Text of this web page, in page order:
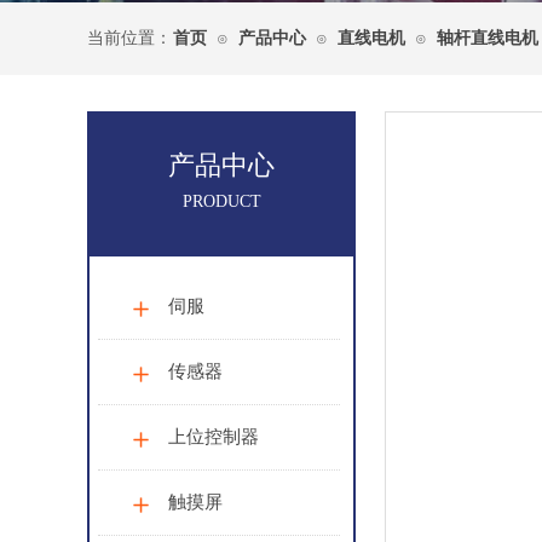
当前位置： 首页 ⊙ 产品中心 ⊙ 直线电机 ⊙ 轴杆直线电机
PRODUCT
产品中心
伺服
传感器
上位控制器
触摸屏